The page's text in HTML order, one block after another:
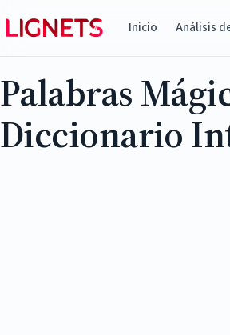
Inicio Análisis
Palabras
Diccionario